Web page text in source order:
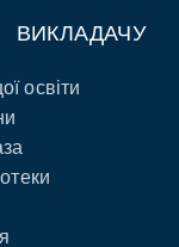
ВИКЛАДАЧУ
освіти